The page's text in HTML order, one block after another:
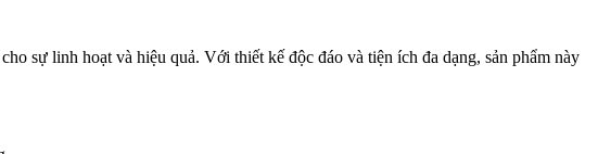
sự linh hoạt và hiệu quả. Với thiết kế độc đáo và tiện ích đa dạng, sản phẩm này